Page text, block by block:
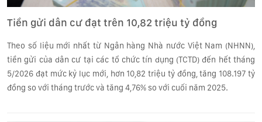
Tiền gửi dân cư đạt trên 10,82 triệu tỷ đồng
Theo số liệu mới nhất từ Ngân hàng Nhà nước Việt Nam (NHNN),
tiền gửi của dân cư tại các tổ chức tín dụng (TCTD) đến hết tháng
5/2026 đạt mức kỷ lục mới, hơn 10,82 triệu tỷ đồng, tăng 108.197 tỷ
đồng so với tháng trước và tăng 4,76% so với cuối năm 2025.